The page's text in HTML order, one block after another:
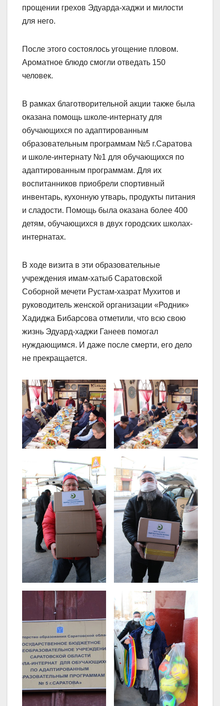
прощении грехов Эдуарда-хаджи и милости
для него.
После этого состоялось угощение пловом.
Ароматное блюдо смогли отведать 150
человек.
В рамках благотворительной акции также была
оказана помощь школе-интернату для
обучающихся по адаптированным
образовательным программам №5 г.Саратова
и школе-интернату №1 для обучающихся по
адаптированным программам. Для их
воспитанников приобрели спортивный
инвентарь, кухонную утварь, продукты питания
и сладости. Помощь была оказана более 400
детям, обучающихся в двух городских школах-
интернатах.
В ходе визита в эти образовательные
учреждения имам-хатыб Саратовской
Соборной мечети Рустам-хазрат Мухитов и
руководитель женской организации «Родник»
Хадиджа Бибарсова отметили, что всю свою
жизнь Эдуард-хаджи Ганеев помогал
нуждающимся. И даже после смерти, его дело
не прекращается.